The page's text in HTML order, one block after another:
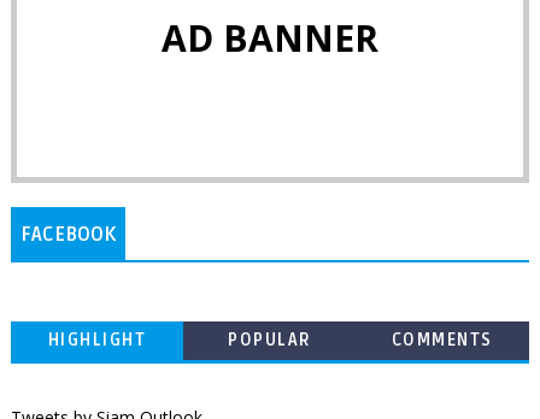
AD BANNER
FACEBOOK
HIGHLIGHT POPULAR COMMENTS